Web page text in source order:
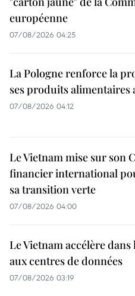
européenne
07/08/2026 04:25
La Pologne renforce la
ses produits alimentaires
07/08/2026 04:12
Le Vietnam mise sur son
financier international
sa transition verte
07/08/2026 04:00
Le Vietnam accélère dans
aux centres de données
07/08/2026 03:19